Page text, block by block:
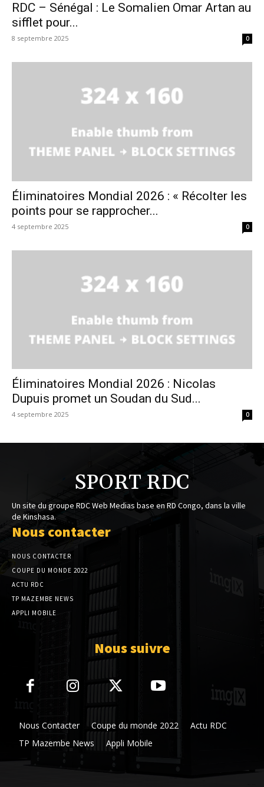
RDC – Sénégal : Le Somalien Omar Artan au
sifflet pour...
8 septembre 2025 0
Éliminatoires Mondial 2026 : « Récolter les
points pour se rapprocher...
4 septembre 2025 0
Éliminatoires Mondial 2026 : Nicolas
Dupuis promet un Soudan du Sud...
4 septembre 2025 0
SPORT RDC
Un site du groupe RDC Web Medias base en RD Congo, dans la ville
de Kinshasa.
Nous contacter
NOUS CONTACTER
COUPE DU MONDE 2022
ACTU RDC
TP MAZEMBE NEWS
APPLI MOBILE
Nous suivre
Nous Contacter Coupe du monde 2022
Actu RDC
TP Mazembe News
Appli Mobile